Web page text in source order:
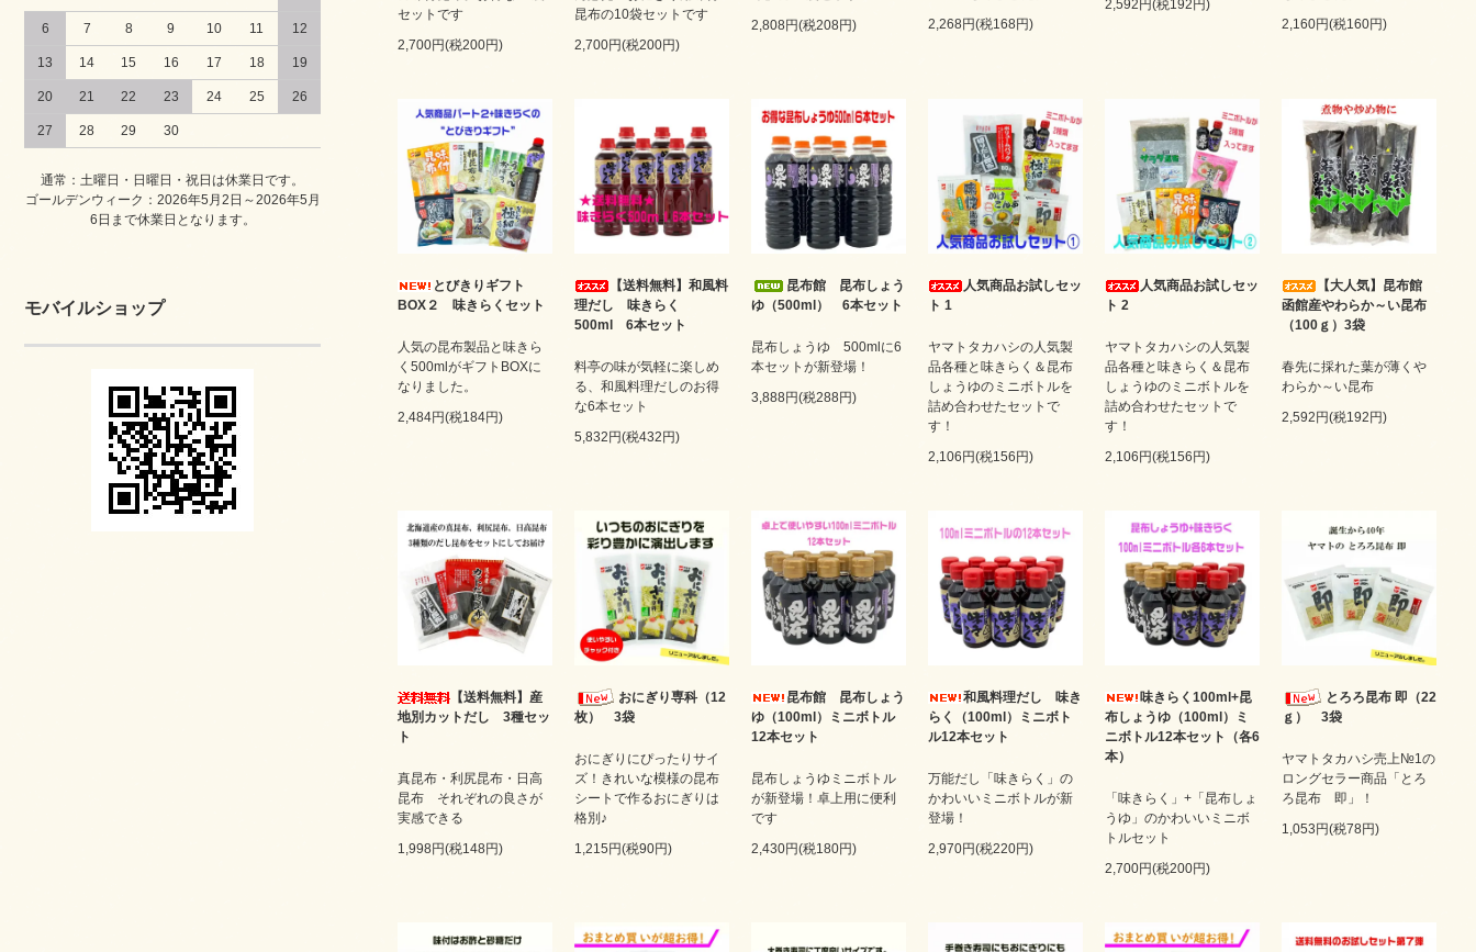
6 7 8 9 10 11 12
13 14 15 16 17 18 19
20 21 22 23 24 25 26
27 28 29 30
通常：土曜日・日曜日・祝日は休業日です。
ゴールデンウィーク：2026年5月2日～2026年5月
6日まで休業日となります。
モバイルショップ
セットです
2,700円(税200円)
昆布の10袋セットです
2,700円(税200円)
2,808円(税208円)
2,268円(税168円)
2,592円(税192円)
2,160円(税160円)
とびきりギフト
BOX２ 味きらくセット
人気の昆布製品と味きら
く500mlがギフトBOXに
なりました。
2,484円(税184円)
【送料無料】和風料
理だし 味きらく
500ml 6本セット
料亭の味が気軽に楽しめ
る、和風料理だしのお得
な6本セット
5,832円(税432円)
昆布館 昆布しょう
ゆ（500ml） 6本セット
昆布しょうゆ 500mlに6
本セットが新登場！
3,888円(税288円)
人気商品お試しセッ
ト 1
ヤマトタカハシの人気製
品各種と味きらく＆昆布
しょうゆのミニボトルを
詰め合わせたセットで
す！
2,106円(税156円)
人気商品お試しセッ
ト 2
ヤマトタカハシの人気製
品各種と味きらく＆昆布
しょうゆのミニボトルを
詰め合わせたセットで
す！
2,106円(税156円)
【大人気】昆布館
函館産やわらか～い昆布
（100ｇ）3袋
春先に採れた葉が薄くや
わらか～い昆布
2,592円(税192円)
【送料無料】産
地別カットだし 3種セッ
ト
真昆布・利尻昆布・日高
昆布 それぞれの良さが
実感できる
1,998円(税148円)
おにぎり専科（12
枚） 3袋
おにぎりにぴったりサイ
ズ！きれいな模様の昆布
シートで作るおにぎりは
格別♪
1,215円(税90円)
昆布館 昆布しょう
ゆ（100ml）ミニボトル
12本セット
昆布しょうゆミニボトル
が新登場！卓上用に便利
です
2,430円(税180円)
和風料理だし 味き
らく（100ml）ミニボト
ル12本セット
万能だし「味きらく」の
かわいいミニボトルが新
登場！
2,970円(税220円)
味きらく100ml+昆
布しょうゆ（100ml）ミ
ニボトル12本セット（各6
本）
「味きらく」+「昆布しょ
うゆ」のかわいいミニボ
トルセット
2,700円(税200円)
とろろ昆布 即（22
ｇ） 3袋
ヤマトタカハシ売上№1の
ロングセラー商品「とろ
ろ昆布 即」！
1,053円(税78円)